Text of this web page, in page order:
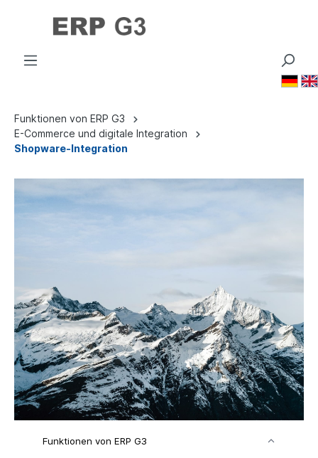
🇩🇪
Funktionen von ERP G3
E-Commerce und digitale Integration
Shopware-Integration
Funktionen von ERP G3